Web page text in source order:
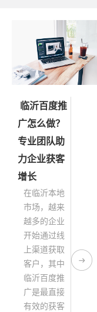
临沂百度推
广怎么做？
专业团队助
力企业获客
增长
在临沂本地
市场，越来
越多的企业
开始通过线
上渠道获取
客户，其中
临沂百度推
广是最直接
有效的获客